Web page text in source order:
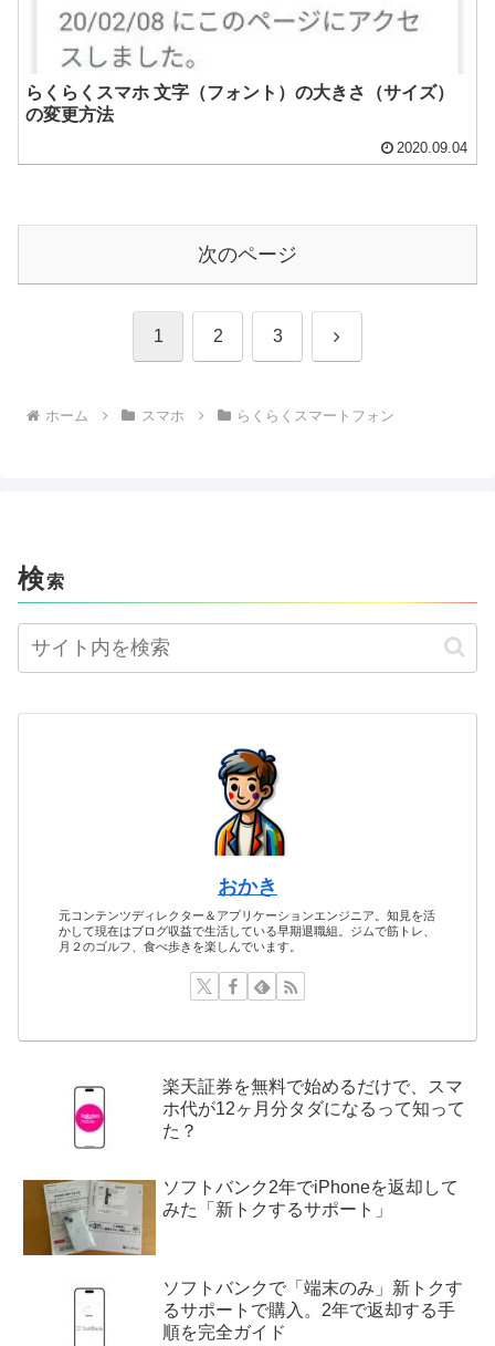
らくらくスマホ 文字（フォント）の大きさ（サイズ）
の変更方法
2020.09.04
次のページ
1 2 3 次
ホーム スマホ らくらくスマートフォン
検索
おかき
元コンテンツディレクター＆アプリケーションエンジニア。知見を活
かして現在はブログ収益で生活している早期退職組。ジムで筋トレ、
月２のゴルフ、食べ歩きを楽しんでいます。
楽天証券を無料で始めるだけで、スマ
ホ代が12ヶ月分タダになるって知って
た？
ソフトバンク2年でiPhoneを返却して
みた「新トクするサポート」
ソフトバンクで「端末のみ」新トクす
るサポートで購入。2年で返却する手
順を完全ガイド